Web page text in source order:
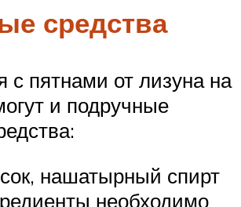
средства
с пятнами от лизуна на
и подручные
нашатырный спирт
необходимо